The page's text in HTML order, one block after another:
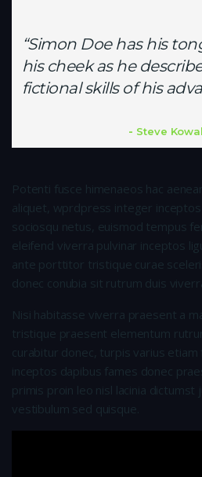
“Simon Doe has his
his cheek as he
fictional skills of his
Steve
Potenti fusce himenaeos hac
aliquet, wprdpress integer inceptos
sociosqu netus, euismod tempus
eleifend viverra pulvinar inceptos
ante porttitor tristique curae
donec conubia sit rutrum duis
Nisi habitasse viverra praesent a
tristique praesent elementum
curabitur donec, turpis varius etiam
inceptos dapibus fames donec
primis proin leo nisl lacinia dictumst
vestibulum sed quisque.